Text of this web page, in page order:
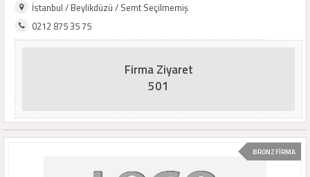
İstanbul / Beylikdüzü / Semt Seçilmemiş
0212 875 35 75
Firma Ziyaret
501
BRONZ FİRMA